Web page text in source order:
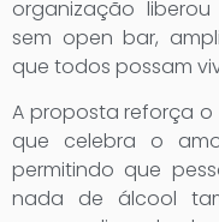
organização
sem open bar,
que todos possam
A proposta reforça
que celebra o
permitindo que
nada de álcool